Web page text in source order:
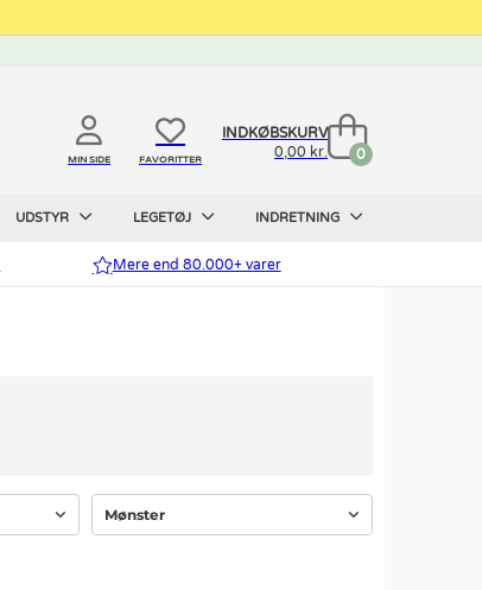
MIN SIDE FAVORITTER
INDKØBSKURV
0,00 kr.
0
UDSTYR LEGETØJ INDRETNING
Mere end 80.000+ varer
Mønster